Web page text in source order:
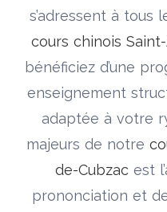
s’adressent à tous
cours chinois
bénéficiez d’une
enseignement
adaptée à votre
majeurs de notre
de-Cubzac est
prononciation et